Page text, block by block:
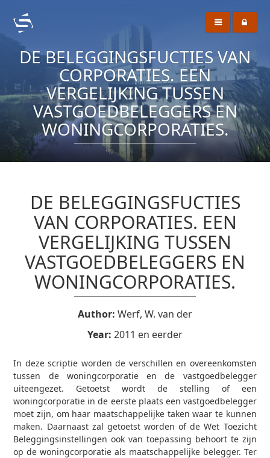
DE BELEGGINGSFUCTIES VAN
CORPORATIES. EEN
VERGELIJKING TUSSEN
VASTGOEDBELEGGERS EN
WONINGCORPORATIES.
DE BELEGGINGSFUCTIES
VAN CORPORATIES. EEN
VERGELIJKING TUSSEN
VASTGOEDBELEGGERS EN
WONINGCORPORATIES.
Author: Werf, W. van der
Year: 2011 en eerder
In deze scriptie worden de verschillen en overeenkomsten
tussen de woningcorporatie en de vastgoedbelegger
uiteengezet. Getoetst wordt de stelling of een
woningcorporatie in de eerste plaats een vastgoedbelegger
moet zijn, om haar maatschappelijke taken waar te kunnen
maken. Daarnaast zal getoetst worden of de Wet Toezicht
Beleggingsinstellingen ook van toepassing behoort te zijn
op de woningcorporatie als maatschappelijke belegger. Ter